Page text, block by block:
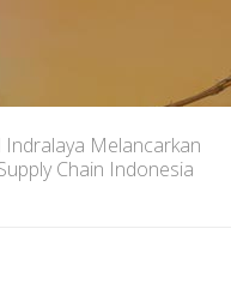
Indralaya Melancarkan
Chain Indonesia